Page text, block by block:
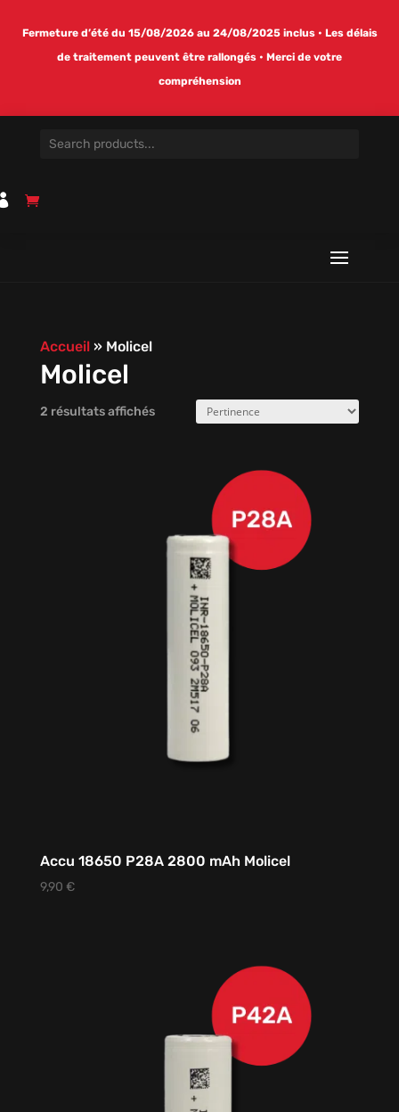
Fermeture d’été du 15/08/2026 au 24/08/2025 inclus • Les délais
de traitement peuvent être rallongés • Merci de votre
compréhension
Accueil» Molicel
Molicel
2 résultats affichés
Accu 18650 P28A 2800 mAh Molicel
9,90 €